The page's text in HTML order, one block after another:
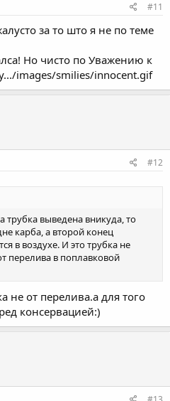
#11
за то што я не по теме
Но чисто по Уважению к
images/smilies/innocent.gif
#12
трубка выведена вникуда, то
карба, а второй конец
в воздухе. И это трубка не
перелива в поплавковой
не от перелива.а для того
консервацией:)